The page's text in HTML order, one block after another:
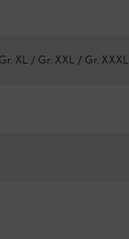
XL / Gr. XXL / Gr. XXXL